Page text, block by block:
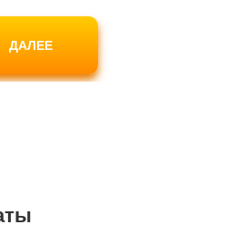
ДАЛЕЕ